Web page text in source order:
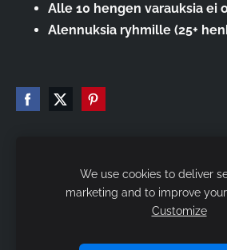
Alle 10 hengen varauksia ei
Alennuksia ryhmille (25+
Evästeet
We use cookies to deliver
marketing and to improve
Customize